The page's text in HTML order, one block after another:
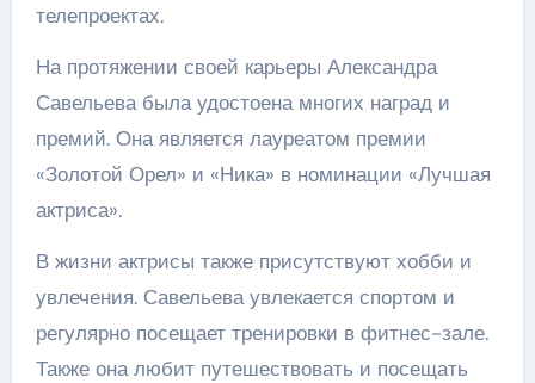
телепроектах.
На протяжении своей карьеры Александра
Савельева была удостоена многих наград и
премий. Она является лауреатом премии
«Золотой Орел» и «Ника» в номинации «Лучшая
актриса».
В жизни актрисы также присутствуют хобби и
увлечения. Савельева увлекается спортом и
регулярно посещает тренировки в фитнес-зале.
Также она любит путешествовать и посещать